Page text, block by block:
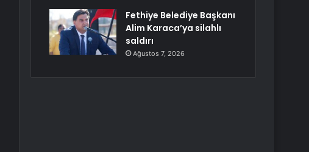
Fethiye Belediye Başkanı
Alim Karaca’ya silahlı
saldırı
Ağustos 7, 2026